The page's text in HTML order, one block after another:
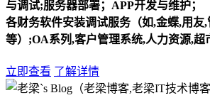
与调试;服务器部署；APP开发与维护；
各财务软件安装调试服务（如,金蝶,用友
等）;OA系列,客户管理系统,人力资源,超
立即查看 了解详情